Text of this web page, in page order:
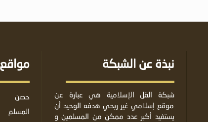
نبذة عن الشبكة
شبكة القل الإسلامية هي عبارة عن
موقع إسلامي غير ربحي هدفه الوحيد أن
يستفيد أكبر عدد ممكن من المسلمين و
حصن
المسلم